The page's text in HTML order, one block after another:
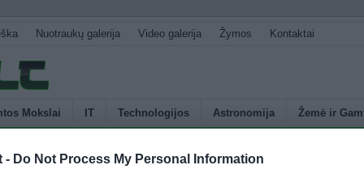
- Do Not Process My Personal Information
Nuotraukų galerija Video galerija Žymos Kontaktai
Mokslai IT Technologijos Astronomija Žemė ir